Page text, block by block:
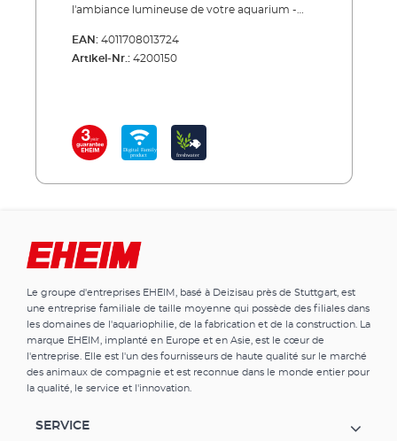
l'ambiance lumineuse de votre aquarium -
votre tablette ou votre PC/Mac. Si vous avez
opté pour un éclairage d'appoint EHEIM RGB,
intensité fascinante. La splendeur multicolore
est pleinement mise en valeur. Avec la
millions de nuances de couleurs sont
de la journée, même en synchronisation avec
l'éclairage standard, faire apparaître des
crépuscule, simuler un clair de lune
d'ambiance avec un cycle naturel et bien plus
encore. Il n'y a pratiquement aucune limite à
votre configuration individuelle. D'ailleurs,
l'éclairage du meuble EHEIM incpiriaRGB peut
EAN: 4011708013724
Artikel-Nr.: 4200150
Le groupe d'entreprises EHEIM, basé à Deizisau près de Stuttgart, est
une entreprise familiale de taille moyenne qui possède des filiales dans
les domaines de l'aquariophilie, de la fabrication et de la construction. La
marque EHEIM, implanté en Europe et en Asie, est le cœur de
l'entreprise. Elle est l'un des fournisseurs de haute qualité sur le marché
des animaux de compagnie et est reconnue dans le monde entier pour
la qualité, le service et l'innovation.
SERVICE